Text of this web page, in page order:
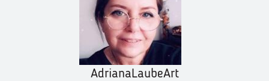
AdrianaLaubeArt